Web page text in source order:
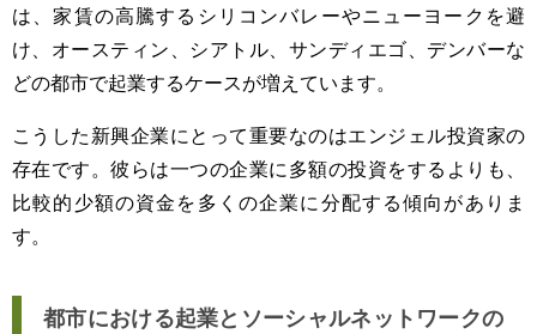
は、家賃の高騰するシリコンバレーやニューヨークを避
け、オースティン、シアトル、サンディエゴ、デンバーな
どの都市で起業するケースが増えています。
こうした新興企業にとって重要なのはエンジェル投資家の
存在です。彼らは一つの企業に多額の投資をするよりも、
比較的少額の資金を多くの企業に分配する傾向がありま
す。
都市における起業とソーシャルネットワークの